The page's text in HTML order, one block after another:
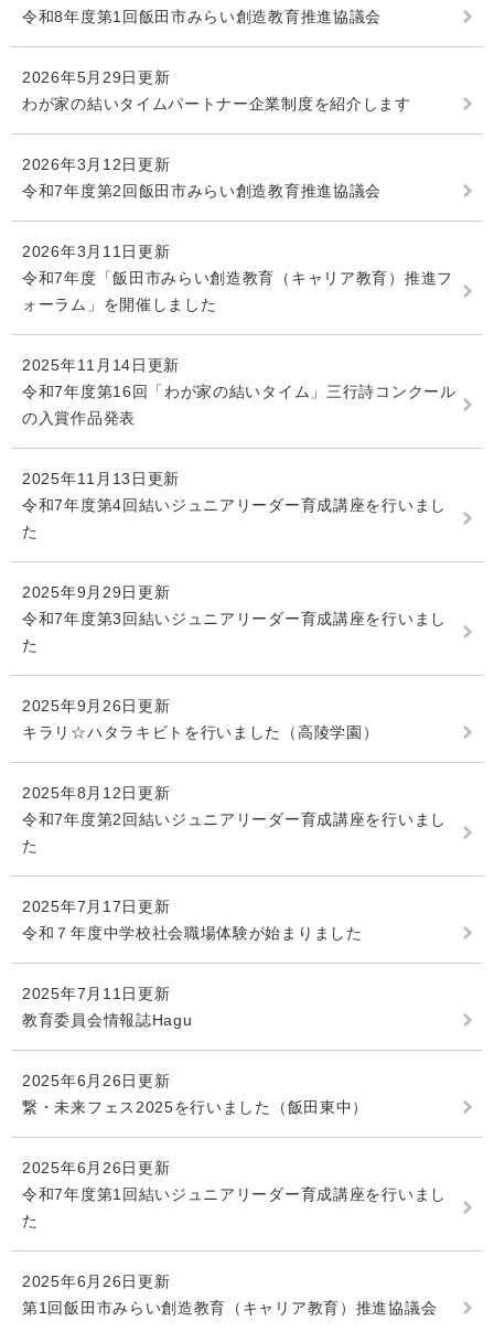
令和8年度第1回飯田市みらい創造教育推進協議会
2026年5月29日更新
わが家の結いタイムパートナー企業制度を紹介します
2026年3月12日更新
令和7年度第2回飯田市みらい創造教育推進協議会
2026年3月11日更新
令和7年度「飯田市みらい創造教育（キャリア教育）推進フ
ォーラム」を開催しました
2025年11月14日更新
令和7年度第16回「わが家の結いタイム」三行詩コンクール
の入賞作品発表
2025年11月13日更新
令和7年度第4回結いジュニアリーダー育成講座を行いまし
た
2025年9月29日更新
令和7年度第3回結いジュニアリーダー育成講座を行いまし
た
2025年9月26日更新
キラリ☆ハタラキビトを行いました（高陵学園）
2025年8月12日更新
令和7年度第2回結いジュニアリーダー育成講座を行いまし
た
2025年7月17日更新
令和７年度中学校社会職場体験が始まりました
2025年7月11日更新
教育委員会情報誌Hagu
2025年6月26日更新
繋・未来フェス2025を行いました（飯田東中）
2025年6月26日更新
令和7年度第1回結いジュニアリーダー育成講座を行いまし
た
2025年6月26日更新
第1回飯田市みらい創造教育（キャリア教育）推進協議会